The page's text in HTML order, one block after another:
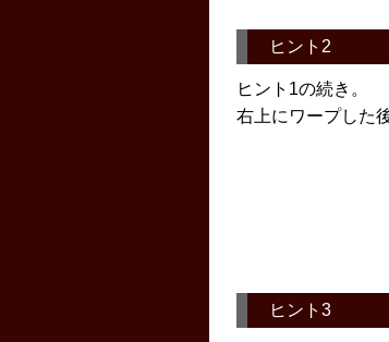
ヒント2
ヒント1の続き。
右上にワープした
ヒント3